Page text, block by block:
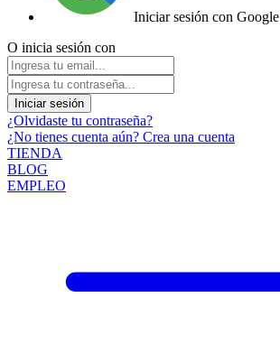
Iniciar sesión con Google
O inicia sesión con
Iniciar sesión
¿Olvidaste tu contraseña?
¿No tienes cuenta aún? Crea una cuenta
TIENDA
BLOG
EMPLEO